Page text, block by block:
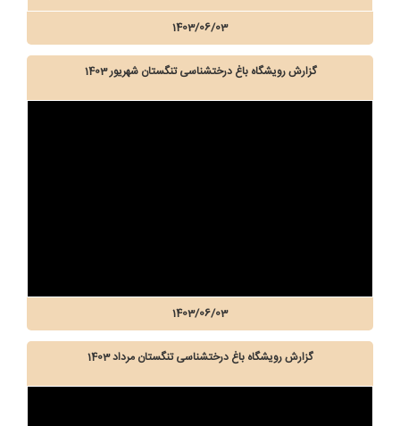
1403/06/03
گزارش رویشگاه باغ درختشناسی تنگستان شهریور 1403
1403/06/03
گزارش رویشگاه باغ درختشناسی تنگستان مرداد 1403